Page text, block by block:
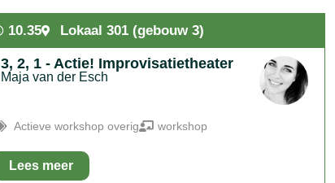
10.35 Lokaal 301 (gebouw 3)
3, 2, 1 - Actie! Improvisatietheater
Maja van der Esch
Actieve workshop overig workshop
Lees meer